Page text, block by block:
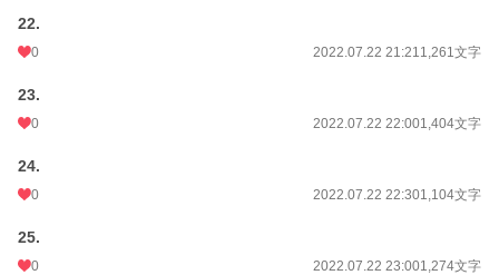
22.
0 2022.07.22 21:211,261文字
23.
0 2022.07.22 22:001,404文字
24.
0 2022.07.22 22:301,104文字
25.
0 2022.07.22 23:001,274文字